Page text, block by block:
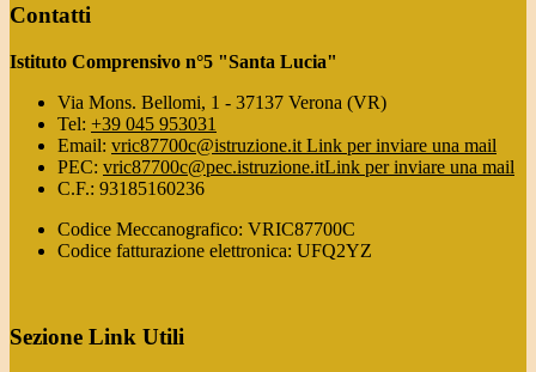
Contatti
Istituto Comprensivo n°5 "Santa Lucia"
Via Mons. Bellomi, 1 - 37137 Verona (VR)
Tel: +39 045 953031
Email: vric87700c@istruzione.it Link per inviare una mail
PEC: vric87700c@pec.istruzione.itLink per inviare una mail
C.F.: 93185160236
Codice Meccanografico: VRIC87700C
Codice fatturazione elettronica: UFQ2YZ
Sezione Link Utili